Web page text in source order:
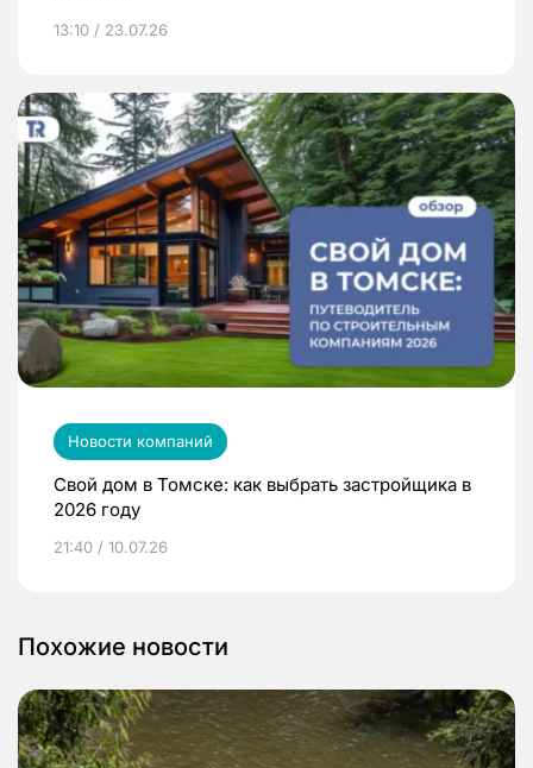
13:10 / 23.07.26
Новости компаний
Свой дом в Томске: как выбрать застройщика в
2026 году
21:40 / 10.07.26
Похожие новости